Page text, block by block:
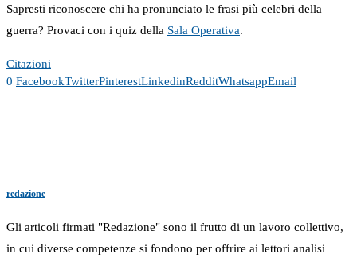
Sapresti riconoscere chi ha pronunciato le frasi più celebri della
guerra? Provaci con i quiz della Sala Operativa.
Citazioni
0 FacebookTwitterPinterestLinkedinRedditWhatsappEmail
redazione
Gli articoli firmati "Redazione" sono il frutto di un lavoro collettivo,
in cui diverse competenze si fondono per offrire ai lettori analisi